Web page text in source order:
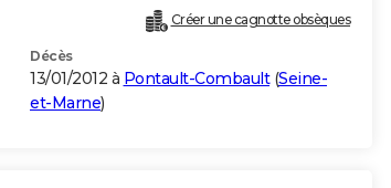
Créer une cagnotte obsèques
Décès
13/01/2012 à Pontault-Combault(Seine-
et-Marne)